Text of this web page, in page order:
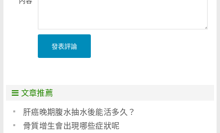
發表評論
文章推薦
肝癌晚期腹水抽水後能活多久？
骨質增生會出現哪些症狀呢